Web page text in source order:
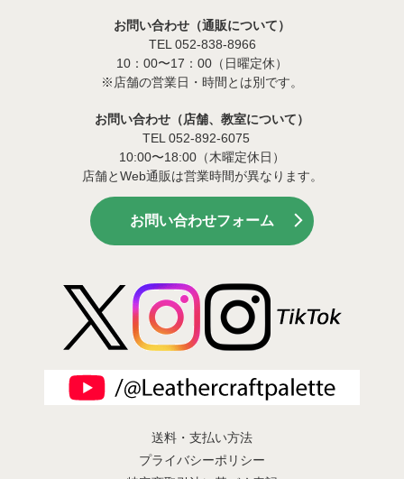
お問い合わせ（通販について）
TEL 052-838-8966
10：00〜17：00（日曜定休）
※店舗の営業日・時間とは別です。
お問い合わせ（店舗、教室について）
TEL 052-892-6075
10:00〜18:00（木曜定休日）
店舗とWeb通販は営業時間が異なります。
お問い合わせフォーム
送料・支払い方法
プライバシーポリシー